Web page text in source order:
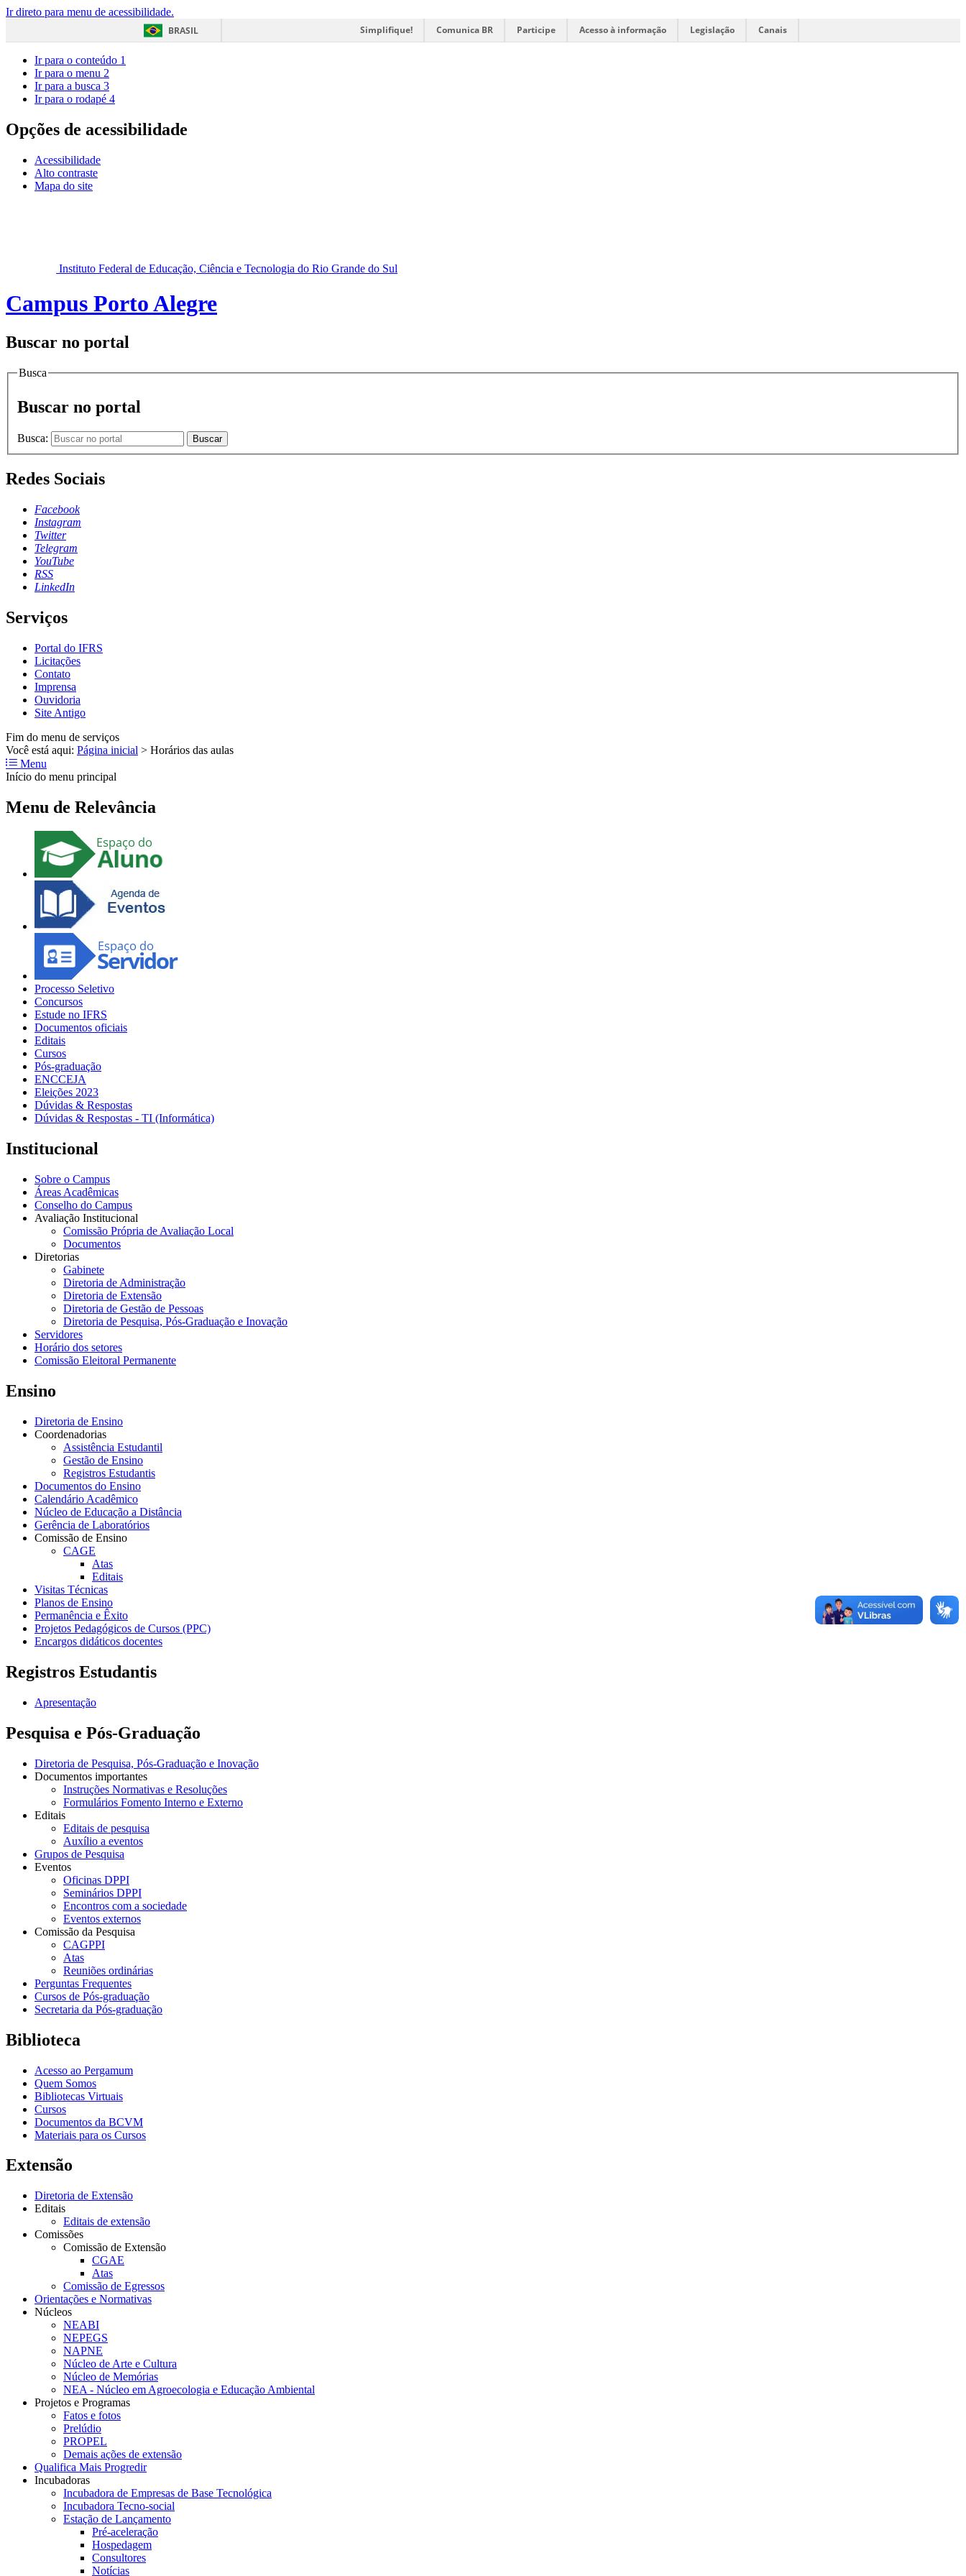
Ir direto para menu de acessibilidade.
BRASIL
Simplifique! Comunica BR Participe Acesso à informação Legislação Canais
Ir para o conteúdo 1
Ir para o menu 2
Ir para a busca 3
Ir para o rodapé 4
Opções de acessibilidade
Acessibilidade
Alto contraste
Mapa do site
Instituto Federal de Educação, Ciência e Tecnologia do Rio Grande do Sul
Campus Porto Alegre
Buscar no portal
Busca
Buscar no portal
Busca: Buscar
Redes Sociais
Facebook
Instagram
Twitter
Telegram
YouTube
RSS
LinkedIn
Serviços
Portal do IFRS
Licitações
Contato
Imprensa
Ouvidoria
Site Antigo
Fim do menu de serviços
Você está aqui: Página inicial > Horários das aulas
Menu
Início do menu principal
Menu de Relevância
Processo Seletivo
Concursos
Estude no IFRS
Documentos oficiais
Editais
Cursos
Pós-graduação
ENCCEJA
Eleições 2023
Dúvidas & Respostas
Dúvidas & Respostas - TI (Informática)
Institucional
Sobre o Campus
Áreas Acadêmicas
Conselho do Campus
Avaliação Institucional
Comissão Própria de Avaliação Local
Documentos
Diretorias
Gabinete
Diretoria de Administração
Diretoria de Extensão
Diretoria de Gestão de Pessoas
Diretoria de Pesquisa, Pós-Graduação e Inovação
Servidores
Horário dos setores
Comissão Eleitoral Permanente
Ensino
Diretoria de Ensino
Coordenadorias
Assistência Estudantil
Gestão de Ensino
Registros Estudantis
Documentos do Ensino
Calendário Acadêmico
Núcleo de Educação a Distância
Gerência de Laboratórios
Comissão de Ensino
CAGE
Atas
Editais
Visitas Técnicas
Planos de Ensino
Permanência e Êxito
Projetos Pedagógicos de Cursos (PPC)
Encargos didáticos docentes
Registros Estudantis
Apresentação
Pesquisa e Pós-Graduação
Diretoria de Pesquisa, Pós-Graduação e Inovação
Documentos importantes
Instruções Normativas e Resoluções
Formulários Fomento Interno e Externo
Editais
Editais de pesquisa
Auxílio a eventos
Grupos de Pesquisa
Eventos
Oficinas DPPI
Seminários DPPI
Encontros com a sociedade
Eventos externos
Comissão da Pesquisa
CAGPPI
Atas
Reuniões ordinárias
Perguntas Frequentes
Cursos de Pós-graduação
Secretaria da Pós-graduação
Biblioteca
Acesso ao Pergamum
Quem Somos
Bibliotecas Virtuais
Cursos
Documentos da BCVM
Materiais para os Cursos
Extensão
Diretoria de Extensão
Editais
Editais de extensão
Comissões
Comissão de Extensão
CGAE
Atas
Comissão de Egressos
Orientações e Normativas
Núcleos
NEABI
NEPEGS
NAPNE
Núcleo de Arte e Cultura
Núcleo de Memórias
NEA - Núcleo em Agroecologia e Educação Ambiental
Projetos e Programas
Fatos e fotos
Prelúdio
PROPEL
Demais ações de extensão
Qualifica Mais Progredir
Incubadoras
Incubadora de Empresas de Base Tecnológica
Incubadora Tecno-social
Estação de Lançamento
Pré-aceleração
Hospedagem
Consultores
Notícias